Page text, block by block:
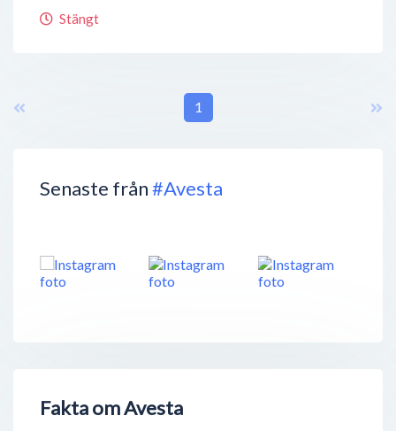
Senaste från#Avesta
Fakta om Avesta
Stängt
1